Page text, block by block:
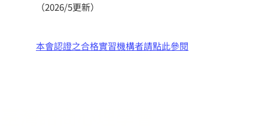
（2026/5更新）
本會認證之合格實習機構者請點此參閱